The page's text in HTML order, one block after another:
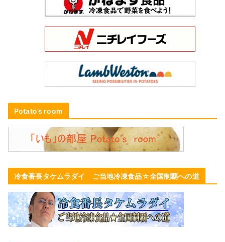
Potato’s room
冷食番長タケムラダイ ご当地冷凍食品☆全国制覇への道